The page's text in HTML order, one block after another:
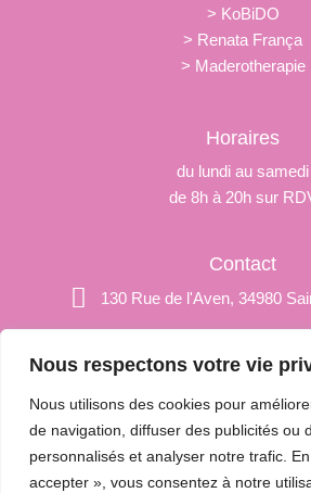
Nous respectons votre vie
Nous utilisons des cookies pour
de navigation, diffuser des publicités ou
personnalisés et analyser notre trafic.
accepter », vous consentez à notre
> KoBiDO
> Renata França
> Maderotherapie
Horaires
du lundi au samedi
de 8h à 20h sur
Contact
130 Rue de l'Aven, 34980
© 2025 Âmes Fleurs by